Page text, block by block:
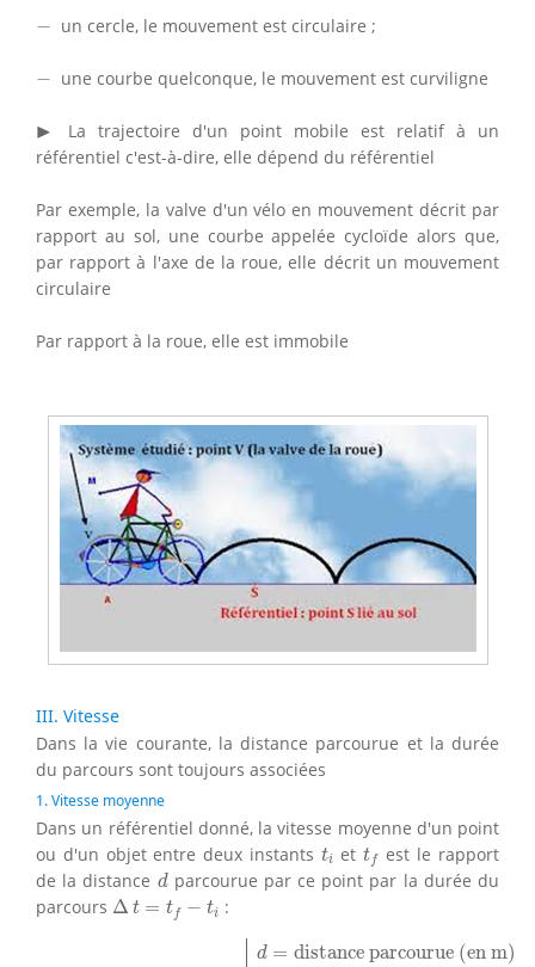
− un cercle, le mouvement est circulaire ;
− une courbe quelconque, le mouvement est curviligne
▶
▸
La trajectoire d'un point mobile est relatif à un
référentiel c'est-à-dire, elle dépend du référentiel
Par exemple, la valve d'un vélo en mouvement décrit par
rapport au sol, une courbe appelée cycloïde alors que,
par rapport à l'axe de la roue, elle décrit un mouvement
circulaire
Par rapport à la roue, elle est immobile
III. Vitesse
Dans la vie courante, la distance parcourue et la durée
du parcours sont toujours associées
1. Vitesse moyenne
Dans un référentiel donné, la vitesse moyenne d'un point
ou d'un objet entre deux instants ti
ti ettf
t
est le rapport
de la distance d
dparcourue par ce point par la durée du
parcours Δ t = tf − ti
Δ = −ti :
d = distance parcourue (en m)
distance parcourue (en m)V = =